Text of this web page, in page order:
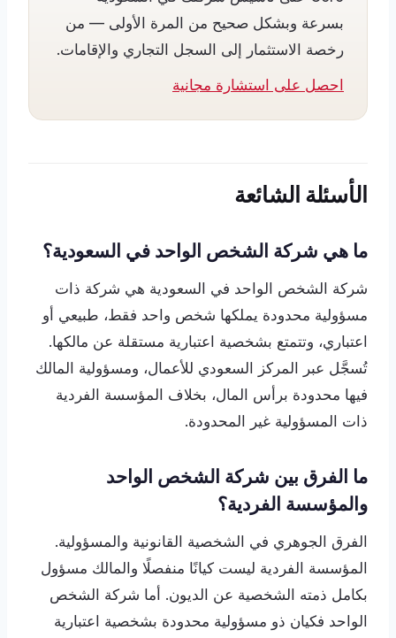
بسرعة وبشكل صحيح من المرة الأولى — من
رخصة الاستثمار إلى السجل التجاري والإقامات.
احصل على استشارة مجانية
الأسئلة الشائعة
ما هي شركة الشخص الواحد في السعودية؟
شركة الشخص الواحد في السعودية هي شركة ذات
مسؤولية محدودة يملكها شخص واحد فقط، طبيعي أو
اعتباري، وتتمتع بشخصية اعتبارية مستقلة عن مالكها.
تُسجَّل عبر المركز السعودي للأعمال، ومسؤولية المالك
فيها محدودة برأس المال، بخلاف المؤسسة الفردية
ذات المسؤولية غير المحدودة.
ما الفرق بين شركة الشخص الواحد
والمؤسسة الفردية؟
الفرق الجوهري في الشخصية القانونية والمسؤولية.
المؤسسة الفردية ليست كيانًا منفصلًا والمالك مسؤول
بكامل ذمته الشخصية عن الديون. أما شركة الشخص
الواحد فكيان ذو مسؤولية محدودة بشخصية اعتبارية